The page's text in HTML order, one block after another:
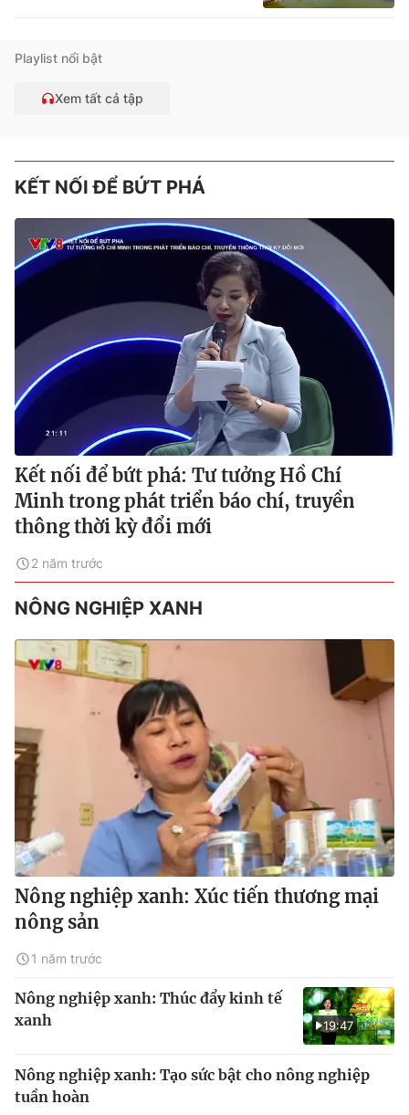
Playlist nổi bật
Xem tất cả tập
KẾT NỐI ĐỂ BỨT PHÁ
Kết nối để bứt phá: Tư tưởng Hồ Chí
Minh trong phát triển báo chí, truyền
thông thời kỳ đổi mới
2 năm trước
NÔNG NGHIỆP XANH
Nông nghiệp xanh: Xúc tiến thương mại
nông sản
1 năm trước
19:47
Nông nghiệp xanh: Thúc đẩy kinh tế
xanh
Nông nghiệp xanh: Tạo sức bật cho nông nghiệp
tuần hoàn